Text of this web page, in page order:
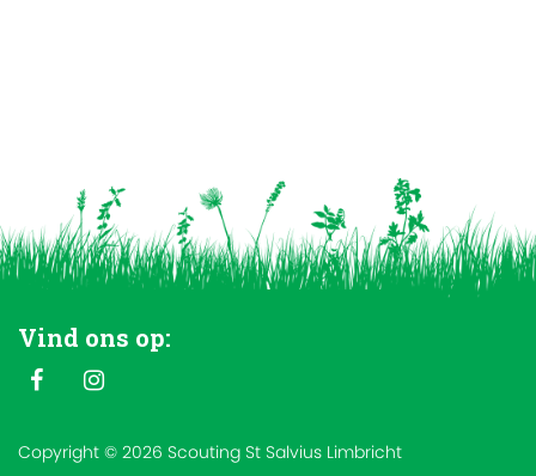
Vind ons op:
Copyright © 2026 Scouting St Salvius Limbricht